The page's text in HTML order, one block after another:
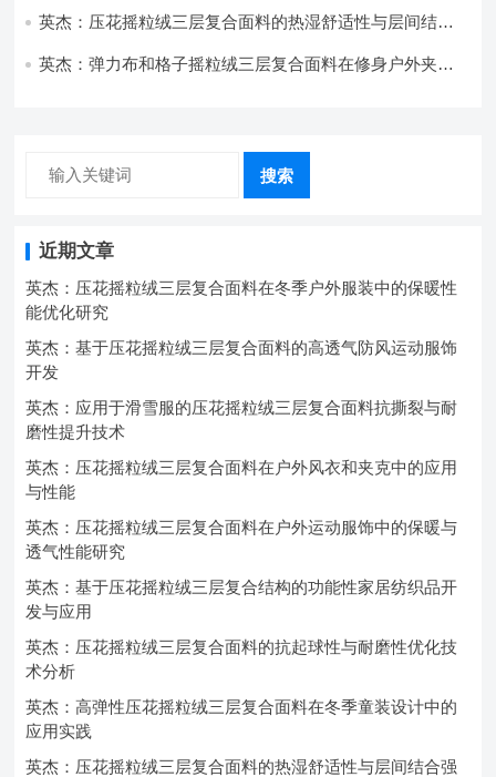
英杰：压花摇粒绒三层复合面料的热湿舒适性与层间结合
英杰：弹力布和格子摇粒绒三层复合面料在修身户外夹克
搜索
近期文章
英杰：压花摇粒绒三层复合面料在冬季户外服装中的保暖性
能优化研究
英杰：基于压花摇粒绒三层复合面料的高透气防风运动服饰
开发
英杰：应用于滑雪服的压花摇粒绒三层复合面料抗撕裂与耐
磨性提升技术
英杰：压花摇粒绒三层复合面料在户外风衣和夹克中的应用
与性能
英杰：压花摇粒绒三层复合面料在户外运动服饰中的保暖与
透气性能研究
英杰：基于压花摇粒绒三层复合结构的功能性家居纺织品开
发与应用
英杰：压花摇粒绒三层复合面料的抗起球性与耐磨性优化技
术分析
英杰：高弹性压花摇粒绒三层复合面料在冬季童装设计中的
应用实践
英杰：压花摇粒绒三层复合面料的热湿舒适性与层间结合强